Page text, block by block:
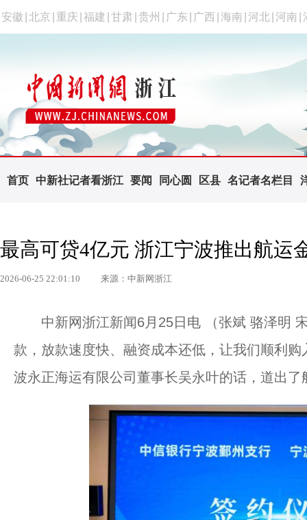
安徽 北京 重庆 福建 甘肃 贵州 广东 广西 海南 河北 河南
首页 中新社记者看浙江 要闻 同心圆 区县 名记者名栏目
最高可贷4亿元 浙江宁波推出航运
2026-06-25 22:01:10 来源：中新网浙江
中新网浙江新闻6月25日电 （张斌 骆泽明 宋
款，放款速度快、融资成本还低，让我们顺利
波永正海运有限公司董事长吴永叶的话，道出